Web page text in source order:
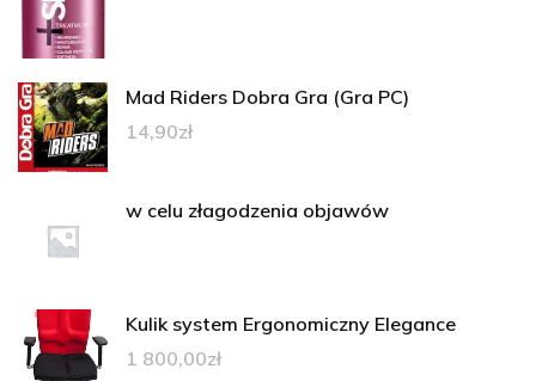
Mad Riders Dobra Gra (Gra PC)
14,90zł
w celu złagodzenia objawów
Kulik system Ergonomiczny Elegance
1 800,00zł